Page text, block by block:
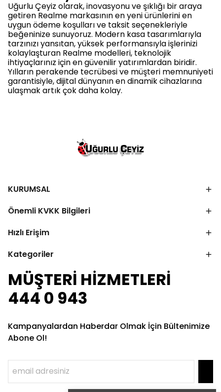
Uğurlu Çeyiz olarak, inovasyonu ve şıklığı bir araya
getiren Realme markasının en yeni ürünlerini en
uygun ödeme koşulları ve taksit seçenekleriyle
beğeninize sunuyoruz. Modern kasa tasarımlarıyla
tarzınızı yansıtan, yüksek performansıyla işlerinizi
kolaylaşturan Realme modelleri, teknolojik
ihtiyaçlarınız için en güvenilir yatırımlardan biridir.
Yılların perakende tecrübesi ve müşteri memnuniyeti
garantisiyle, dijital dünyanın en dinamik cihazlarına
ulaşmak artık çok daha kolay.
KURUMSAL
Önemli KVKK Bilgileri
Hızlı Erişim
Kategoriler
MÜŞTERİ HİZMETLERİ
444 0 943
Kampanyalardan Haberdar Olmak İçin Bültenimize
Abone Ol!